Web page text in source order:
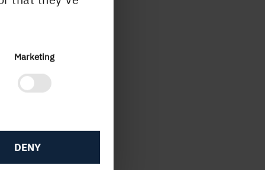
Marketing
DENY
vi